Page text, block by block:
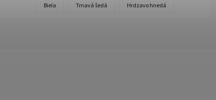
Biela Tmavá šedá Hrdzavo hnedá